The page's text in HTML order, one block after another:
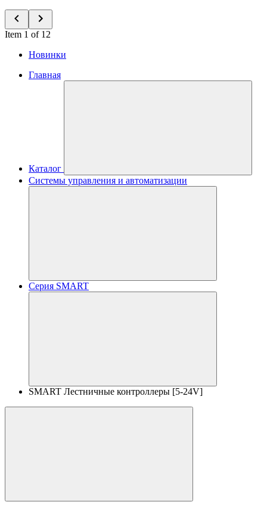
Item 1 of 12
Новинки
Главная
Каталог
Системы управления и автоматизации
Серия SMART
SMART Лестничные контроллеры [5-24V]